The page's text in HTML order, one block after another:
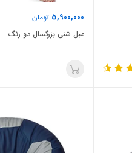
5,900,000 تومان
مبل شنی بزرگسال دو رنگ